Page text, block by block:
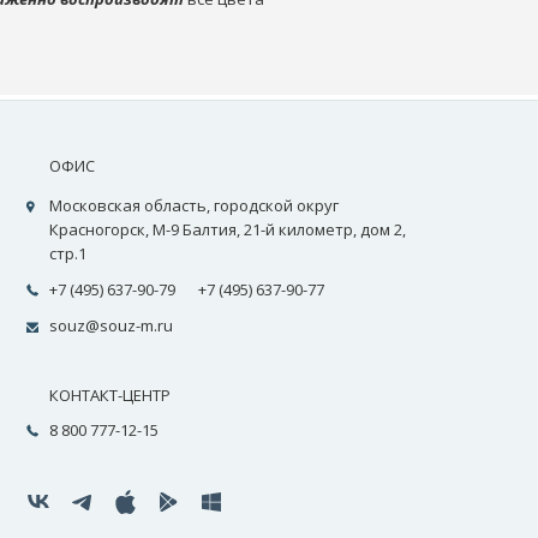
ОФИС
Московская область, городской округ
Красногорск, М-9 Балтия, 21-й километр, дом 2,
стр.1
+7 (495) 637-90-79
+7 (495) 637-90-77
souz@souz-m.ru
КОНТАКТ-ЦЕНТР
8 800 777-12-15